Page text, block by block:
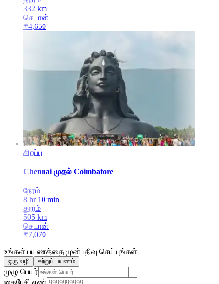
332 km
செடான்
₹4,650
சிறப்பு
Chennai முதல் Coimbatore
நேரம்
8 hr 10 min
தூரம்
505 km
செடான்
₹7,070
உங்கள் பயணத்தை முன்பதிவு செய்யுங்கள்
ஒரு வழி சுற்றுப் பயணம்
முழு பெயர்
கைபேசி எண்